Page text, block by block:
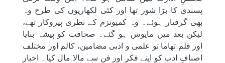
پسندی کا بڑا شور تھا اور کئی لکھاریوں کی طرح وہ
بھی گرفتار ہوئے۔ وہ کمیونزم کے نظری پیروکار تھے،
لیکن بعد میں مایوس ہو گئے۔ صحافت کو پیشہ بنایا
اور قلم تھاما تو علمی و ادبی مضامین، کالم اور مختلف
اصنافِ ادب کو اپنے فکر اور فن سے مالا مال کیا۔ اخبار